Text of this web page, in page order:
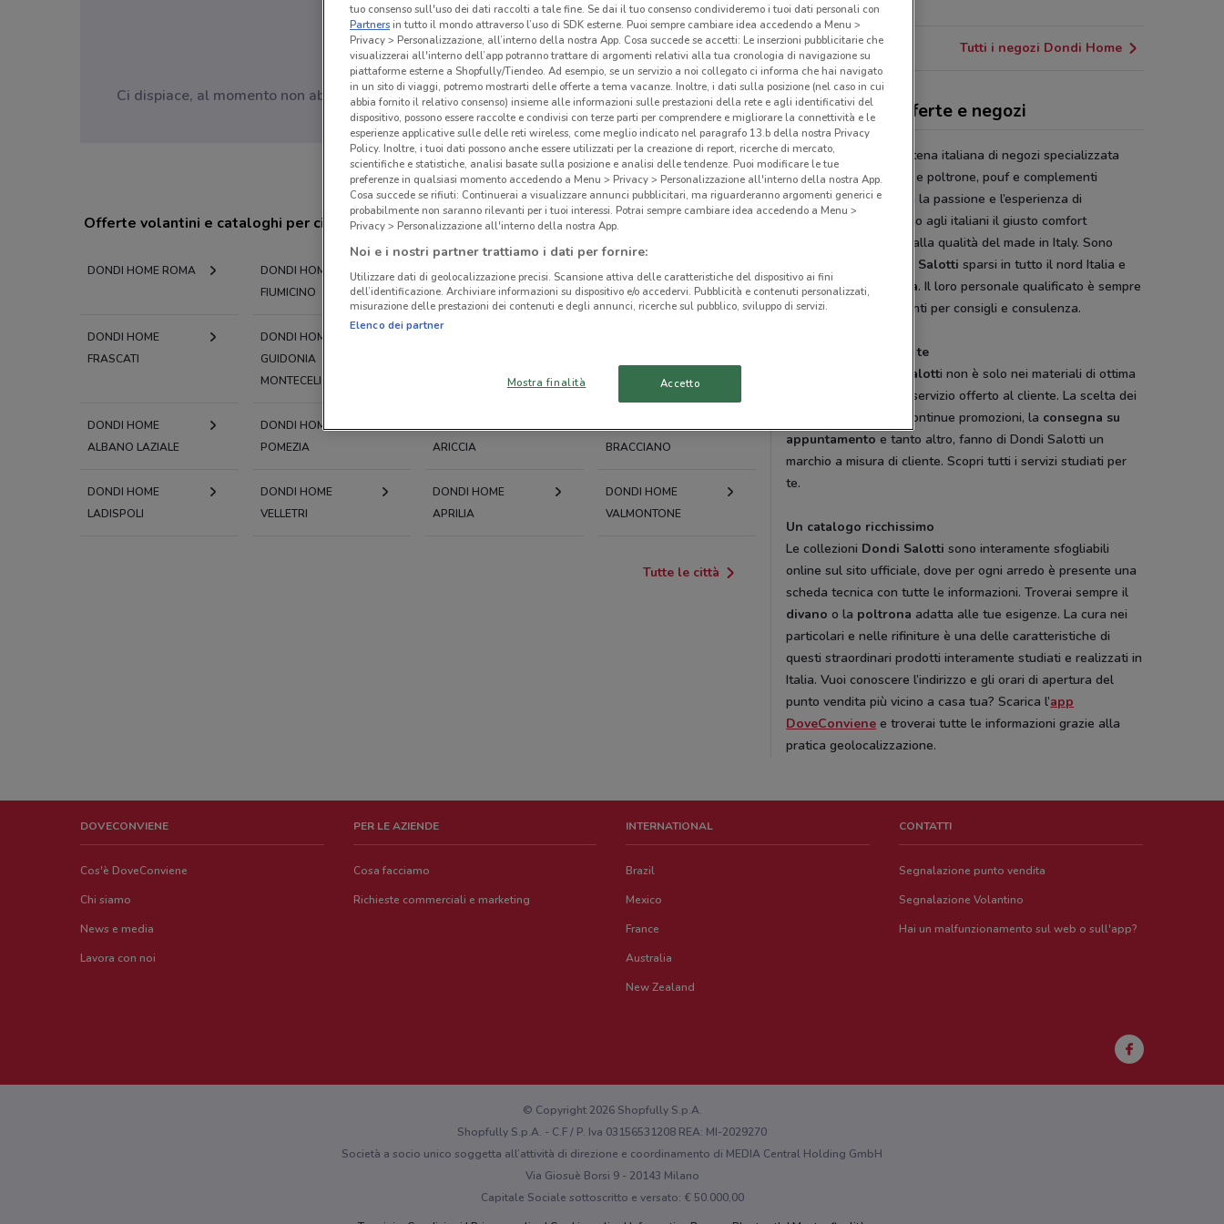
Ci dispiace, al momento non abbiamo pubblicato volantini nella tua zona. Riprova più tardi.
Offerte volantini e cataloghi per città nelle vicinanze
DONDI HOME ROMA
DONDI HOME
FIUMICINO
DONDI HOME
MONTEROTONDO
DONDI HOME
CIAMPINO
DONDI HOME
FRASCATI
DONDI HOME
GUIDONIA
MONTECELIO
DONDI HOME
ALBANO LAZIALE
DONDI HOME
POMEZIA
ARICCIA
BRACCIANO
DONDI HOME
LADISPOLI
DONDI HOME
VELLETRI
DONDI HOME
APRILIA
DONDI HOME
VALMONTONE
Tutte le città
Tutti i negozi Dondi Home
Dondi Home, offerte e negozi
Dondi Salotti
è la catena italiana di negozi specializzata
nella vendita di divani e poltrone, pouf e complementi
d’arredo. Da tanti anni la passione e l’esperienza di
quest’azienda regalano agli italiani il giusto comfort
associato al design e alla qualità del made in Italy. Sono
Dondi Salotti sparsi in tutto il nord Italia e
da oggi anche a
Roma. Il loro personale qualificato è sempre
a disposizione dei clienti per consigli e consulenza.
Servizi su misura per te
Dondi Salotti non è solo nei materiali di ottima
fattura ma anche nel servizio offerto al cliente. La scelta dei
colori, dei tessuti, le continue promozioni, la consegna su
appuntamento e tanto altro, fanno di Dondi Salotti un
marchio a misura di cliente. Scopri tutti i servizi studiati per
te.
Un catalogo ricchissimo
Le collezioni Dondi Salotti sono interamente sfogliabili
online sul sito ufficiale, dove per ogni arredo è presente una
scheda tecnica con tutte le informazioni. Troverai sempre il
divano o la poltrona adatta alle tue esigenze. La cura nei
particolari e nelle rifiniture è una delle caratteristiche di
questi straordinari prodotti interamente studiati e realizzati in
Italia. Vuoi conoscere l’indirizzo e gli orari di apertura del
punto vendita più vicino a casa tua? Scarica l’app
DoveConviene e troverai tutte le informazioni grazie alla
pratica geolocalizzazione.
DOVECONVIENE
Cos'è DoveConviene
Chi siamo
News e media
Lavora con noi
PER LE AZIENDE
Cosa facciamo
Richieste commerciali e marketing
INTERNATIONAL
Brazil
Mexico
France
Australia
New Zealand
CONTATTI
Segnalazione punto vendita
Segnalazione Volantino
Hai un malfunzionamento sul web o sull'app?
© Copyright 2026 Shopfully S.p.A.
Shopfully S.p.A. - C.F / P. Iva 03156531208 REA: MI-2029270
Società a socio unico soggetta all’attività di direzione e coordinamento di MEDIA Central Holding GmbH
Via Giosuè Borsi 9 - 20143 Milano
Capitale Sociale sottoscritto e versato: € 50.000,00
tuo consenso sull'uso dei dati raccolti a tale fine. Se dai il tuo consenso condivideremo i tuoi dati personali con
Partnersin tutto il mondo attraverso l’uso di SDK esterne. Puoi sempre cambiare idea accedendo a Menu >
Privacy > Personalizzazione, all’interno della nostra App. Cosa succede se accetti: Le inserzioni pubblicitarie che
visualizzerai all'interno dell’app potranno trattare di argomenti relativi alla tua cronologia di navigazione su
piattaforme esterne a Shopfully/Tiendeo. Ad esempio, se un servizio a noi collegato ci informa che hai navigato
in un sito di viaggi, potremo mostrarti delle offerte a tema vacanze. Inoltre, i dati sulla posizione (nel caso in cui
abbia fornito il relativo consenso) insieme alle informazioni sulle prestazioni della rete e agli identificativi del
dispositivo, possono essere raccolte e condivisi con terze parti per comprendere e migliorare la connettività e le
esperienze applicative sulle delle reti wireless, come meglio indicato nel paragrafo 13.b della nostra Privacy
Policy. Inoltre, i tuoi dati possono anche essere utilizzati per la creazione di report, ricerche di mercato,
scientifiche e statistiche, analisi basate sulla posizione e analisi delle tendenze. Puoi modificare le tue
preferenze in qualsiasi momento accedendo a Menu > Privacy > Personalizzazione all'interno della nostra App.
Cosa succede se rifiuti: Continuerai a visualizzare annunci pubblicitari, ma riguarderanno argomenti generici e
probabilmente non saranno rilevanti per i tuoi interessi. Potrai sempre cambiare idea accedendo a Menu >
Privacy > Personalizzazione all'interno della nostra App.
Noi e i nostri partner trattiamo i dati per fornire:
Utilizzare dati di geolocalizzazione precisi. Scansione attiva delle caratteristiche del dispositivo ai fini
dell’identificazione. Archiviare informazioni su dispositivo e/o accedervi. Pubblicità e contenuti personalizzati,
misurazione delle prestazioni dei contenuti e degli annunci, ricerche sul pubblico, sviluppo di servizi.
Elenco dei partner
Mostra finalità Accetto